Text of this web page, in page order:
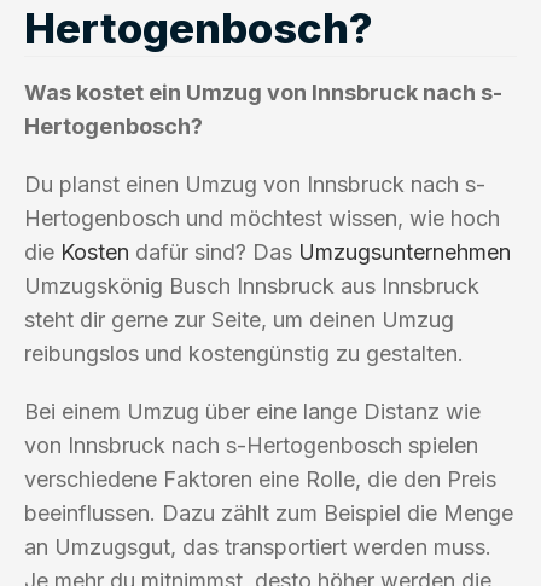
Hertogenbosch?
Was kostet ein Umzug von Innsbruck nach s-
Hertogenbosch?
Du planst einen Umzug von Innsbruck nach s-
Hertogenbosch und möchtest wissen, wie hoch
die Kosten dafür sind? Das Umzugsunternehmen
Umzugskönig Busch Innsbruck aus Innsbruck
steht dir gerne zur Seite, um deinen Umzug
reibungslos und kostengünstig zu gestalten.
Bei einem Umzug über eine lange Distanz wie
von Innsbruck nach s-Hertogenbosch spielen
verschiedene Faktoren eine Rolle, die den Preis
beeinflussen. Dazu zählt zum Beispiel die Menge
an Umzugsgut, das transportiert werden muss.
Je mehr du mitnimmst, desto höher werden die